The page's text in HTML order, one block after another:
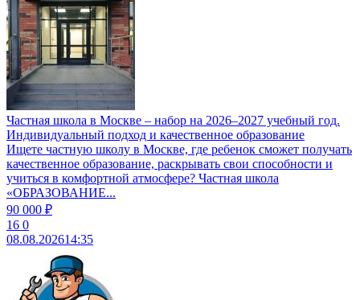
Частная школа в Москве – набор на 2026–2027 учебный год.
Индивидуальный подход и качественное образование
Ищете частную школу в Москве, где ребенок сможет получать
качественное образование, раскрывать свои способности и
учиться в комфортной атмосфере? Частная школа
«ОБРАЗОВАНИЕ...
90 000 ₽
16 0
08.08.202614:35